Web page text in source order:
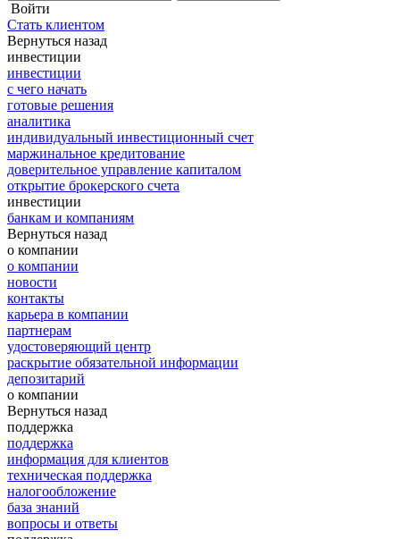
Войти
Стать клиентом
Вернуться назад
инвестиции
инвестиции
с чего начать
готовые решения
аналитика
индивидуальный инвестиционный счет
маржинальное кредитование
доверительное управление капиталом
открытие брокерского счета
инвестиции
банкам и компаниям
Вернуться назад
о компании
о компании
новости
контакты
карьера в компании
партнерам
удостоверяющий центр
раскрытие обязательной информации
депозитарий
о компании
Вернуться назад
поддержка
поддержка
информация для клиентов
техническая поддержка
налогообложение
база знаний
вопросы и ответы